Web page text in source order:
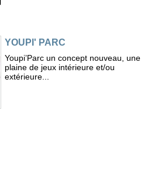
YOUPI' PARC
Youpi’Parc un concept nouveau, une
plaine de jeux intérieure et/ou
extérieure...